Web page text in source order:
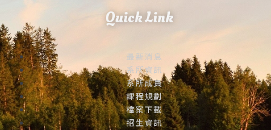
Quick Link
最新消息
系所資訊
系所成員
課程規劃
檔案下載
招生資訊